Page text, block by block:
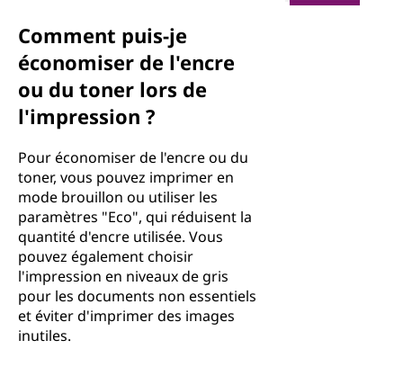
Comment puis-je
économiser de l'encre
ou du toner lors de
l'impression ?
Pour économiser de l'encre ou du
toner, vous pouvez imprimer en
mode brouillon ou utiliser les
paramètres "Eco", qui réduisent la
quantité d'encre utilisée. Vous
pouvez également choisir
l'impression en niveaux de gris
pour les documents non essentiels
et éviter d'imprimer des images
inutiles.